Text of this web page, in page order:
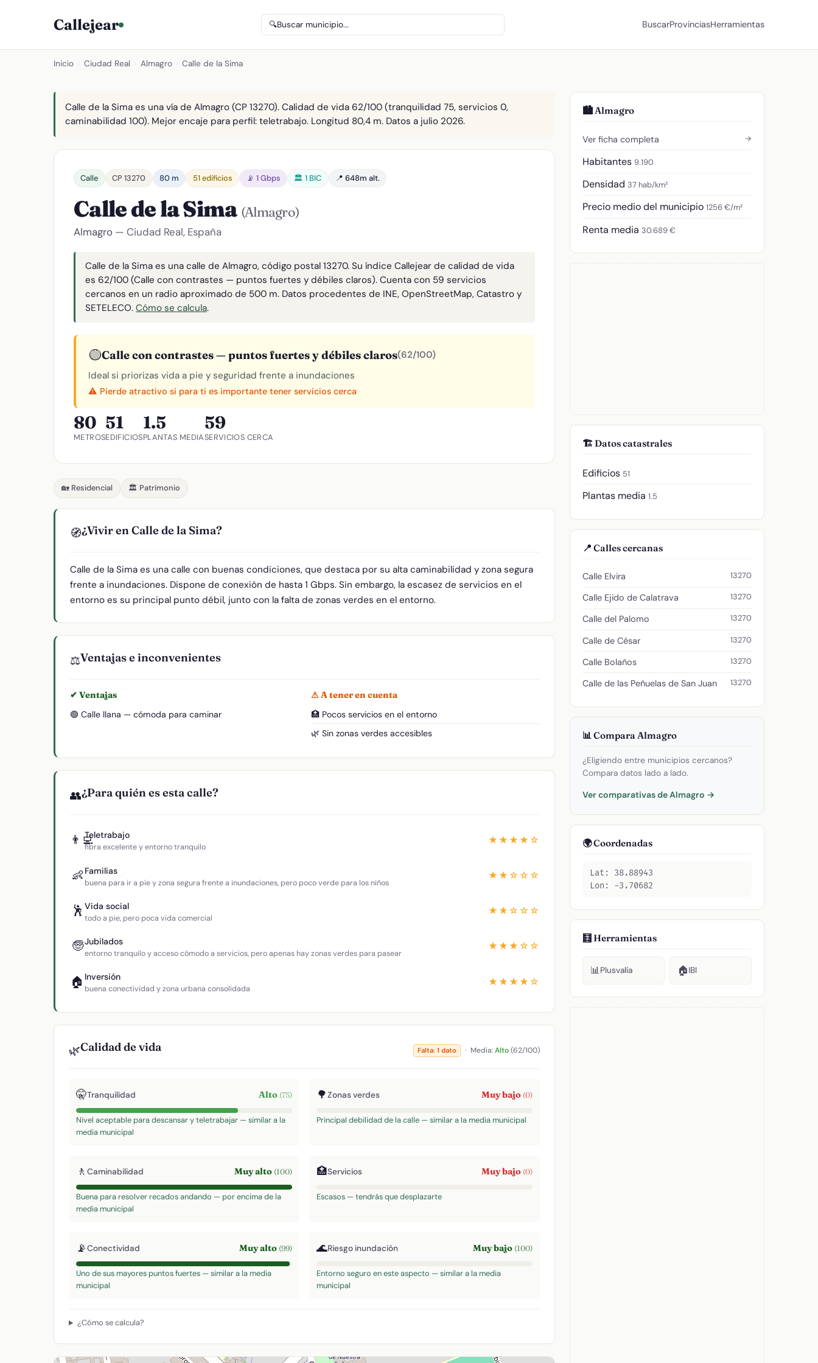
Callejear 🔍Buscar municipio... BuscarProvinciasHerramientas
Inicio Ciudad Real Almagro Calle de la Sima
Calle de la Sima es una vía de Almagro (CP 13270). Calidad de vida 62/100 (tranquilidad 75, servicios 0,
caminabilidad 100). Mejor encaje para perfil: teletrabajo. Longitud 80,4 m. Datos a julio 2026.
Calle CP 13270 80 m 51 edificios 📡 1 Gbps 🏛️ 1 BIC 📍 648m alt.
Calle de la Sima (Almagro)
Almagro — Ciudad Real, España
Calle de la Sima es una calle de Almagro, código postal 13270. Su índice Callejear de calidad de vida
es 62/100 (Calle con contrastes — puntos fuertes y débiles claros). Cuenta con 59 servicios
cercanos en un radio aproximado de 500 m. Datos procedentes de INE, OpenStreetMap, Catastro y
SETELECO. Cómo se calcula.
🟡Calle con contrastes — puntos fuertes y débiles claros(62/100)
Ideal si priorizas vida a pie y seguridad frente a inundaciones
⚠️ Pierde atractivo si para ti es importante tener servicios cerca
80
METROS
51
EDIFICIOS
1.5
PLANTAS MEDIA
59
SERVICIOS CERCA
🏡 Residencial 🏛️ Patrimonio
🧭¿Vivir en Calle de la Sima?
Calle de la Sima es una calle con buenas condiciones, que destaca por su alta caminabilidad y zona segura
frente a inundaciones. Dispone de conexión de hasta 1 Gbps. Sin embargo, la escasez de servicios en el
entorno es su principal punto débil, junto con la falta de zonas verdes en el entorno.
⚖️Ventajas e inconvenientes
✔ Ventajas
🟢 Calle llana — cómoda para caminar
⚠ A tener en cuenta
🏥 Pocos servicios en el entorno
🌿 Sin zonas verdes accesibles
👥¿Para quién es esta calle?
👨‍💻Teletrabajo
fibra excelente y entorno tranquilo
★★★★☆
👶 Familias
buena para ir a pie y zona segura frente a inundaciones, pero poco verde para los niños
★★☆☆☆
🕺 Vida social
todo a pie, pero poca vida comercial
★★☆☆☆
🧓Jubilados
entorno tranquilo y acceso cómodo a servicios, pero apenas hay zonas verdes para pasear
★★★☆☆
🏠 Inversión
buena conectividad y zona urbana consolidada
★★★★☆
🌿Calidad de vida Falta: 1 dato · Media:Alto(62/100)
🤫Tranquilidad Alto (75)
Nivel aceptable para descansar y teletrabajar — similar a la
media municipal
🌳Zonas verdes Muy bajo (0)
Principal debilidad de la calle — similar a la media municipal
🚶 Caminabilidad Muy alto (100)
Buena para resolver recados andando — por encima de la
media municipal
🏥Servicios Muy bajo (0)
Escasos — tendrás que desplazarte
📡Conectividad Muy alto (99)
Uno de sus mayores puntos fuertes — similar a la media
municipal
🌊Riesgo inundación Muy bajo (100)
Entorno seguro en este aspecto — similar a la media
municipal
¿Cómo se calcula?
🏙️ Almagro
Ver ficha completa →
Habitantes 9.190
Densidad 37 hab/km²
Precio medio del municipio 1256 €/m²
Renta media 30.689 €
🏗️ Datos catastrales
Edificios 51
Plantas media 1.5
📍 Calles cercanas
Calle Elvira 13270
Calle Ejido de Calatrava 13270
Calle del Palomo 13270
Calle de César 13270
Calle Bolaños 13270
Calle de las Peñuelas de San Juan 13270
📊 Compara Almagro
¿Eligiendo entre municipios cercanos?
Compara datos lado a lado.
Ver comparativas de Almagro →
🌍 Coordenadas
Lat: 38.88943
Lon: -3.70682
🧮 Herramientas
📊Plusvalía 🏠IBI